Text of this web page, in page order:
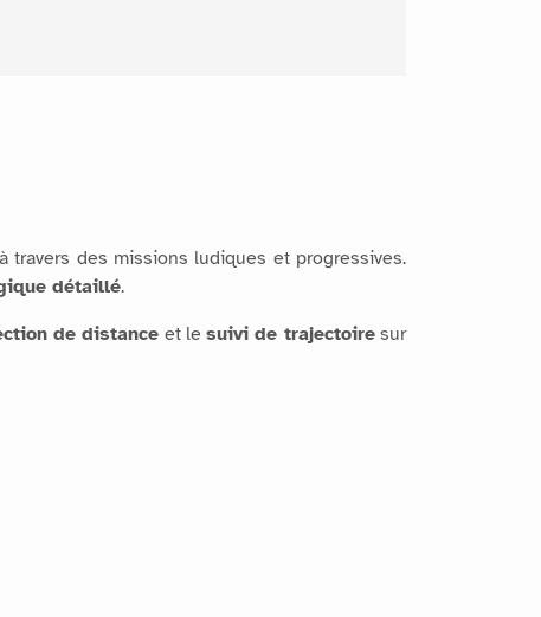
travers des missions ludiques et progressives.
détaillé.
de distance et lesuivi de trajectoiresur